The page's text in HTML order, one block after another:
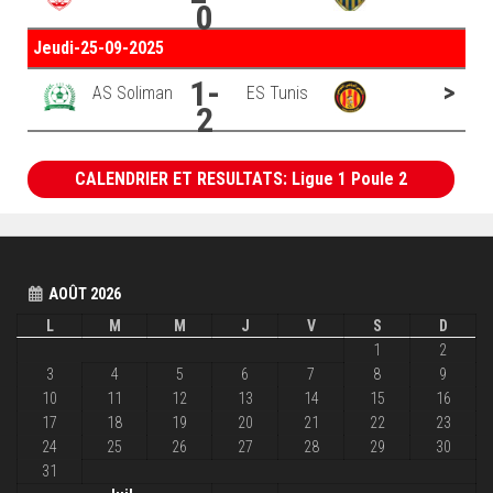
0
Jeudi-25-09-2025
AS Soliman 1-
2
ES Tunis >
CALENDRIER ET RESULTATS: Ligue 1 Poule 2
AOÛT 2026
L
M M J V S D
1
2
3
4 5 6 7 8
9
10
11 12 13 14 15
16
17
18 19 20 21 22
23
24
25 26 27 28 29
30
31